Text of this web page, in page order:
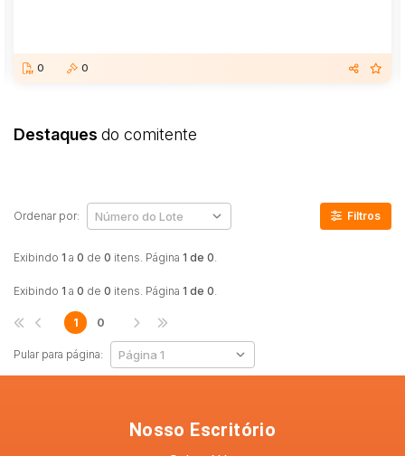
Veículos
Caminhão
0 0
Destaques do comitente
Exibindo 1 a 0 de 0 itens. Página 1 de 0.
Ordenar por: Filtros
Exibindo 1 a 0 de 0 itens. Página 1 de 0.
Pular para página:
1 0
Nosso Escritório